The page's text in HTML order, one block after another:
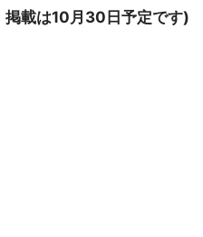
掲載は10月30日予定です)